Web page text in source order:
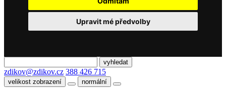
Upravit mé předvolby
zdikov@zdikov.cz 388 426 715
velikost zobrazení normální